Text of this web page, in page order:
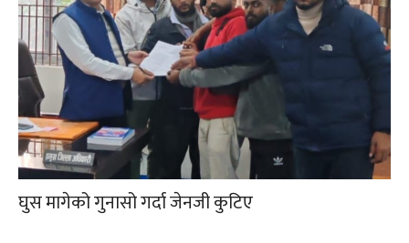
घुस मागेको गुनासो गर्दा जेनजी कुटिए